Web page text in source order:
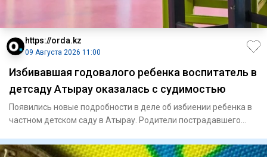
https://orda.kz
09 Августа 2026 11:00
Избивавшая годовалого ребенка воспитатель в
детсаду Атырау оказалась с судимостью
Появились новые подробности в деле об избиении ребенка в
частном детском саду в Атырау. Родители пострадавшего